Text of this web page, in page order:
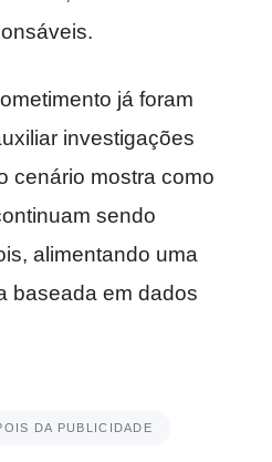
já foram
investigações
cenário mostra como
sendo
alimentando uma
baseada em dados
DA PUBLICIDADE